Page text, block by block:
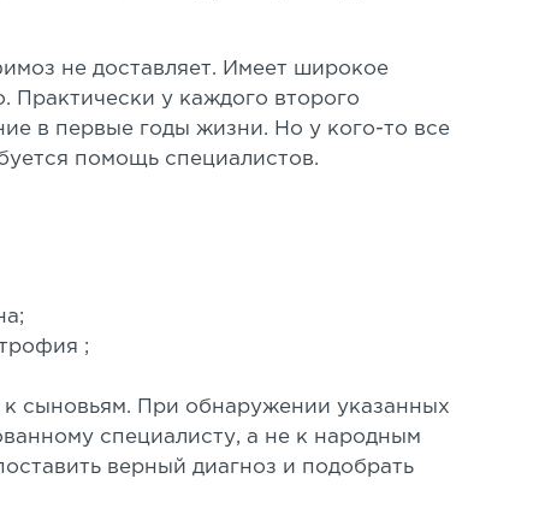
не доставляет. Имеет широкое
Практически у каждого второго
в первые годы жизни. Но у кого-то все
помощь специалистов.
;
к сыновьям. При обнаружении указанных
специалисту, а не к народным
верный диагноз и подобрать